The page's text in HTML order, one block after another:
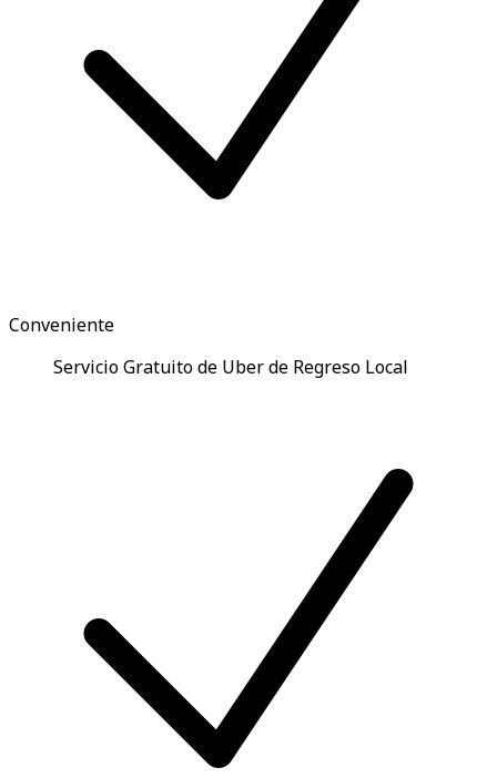
Conveniente
Servicio Gratuito de Uber de Regreso Local